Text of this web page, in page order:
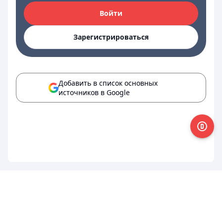
Войти
Зарегистрироваться
Добавить в список основных
источников в Google